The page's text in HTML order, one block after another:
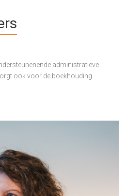
administratieve
ook voor de boekhouding.